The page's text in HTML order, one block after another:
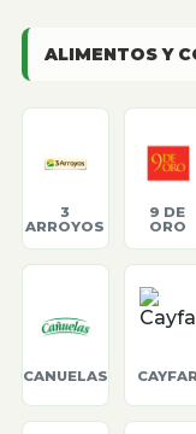
ALIMENTOS Y
3
ARROYOS
9 DE
ORO
CANUELAS